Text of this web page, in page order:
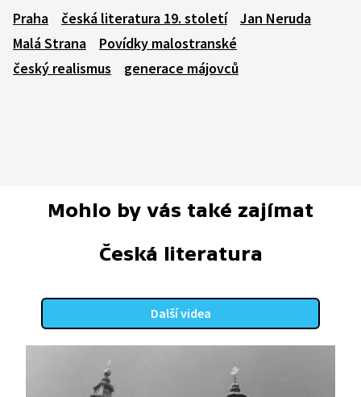
Praha
česká literatura 19. století
Jan Neruda
Malá Strana
Povídky malostranské
český realismus
generace májovců
Mohlo by vás také zajímat
Česká literatura
Další videa